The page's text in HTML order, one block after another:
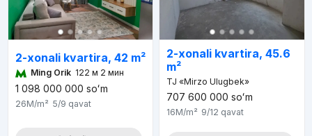
2-xonali kvartira, 42 m²
Ming Orik 122 м 2 мин
1 098 000 000 soʻm
26M/m² 5/9 qavat
2-xonali kvartira, 45.6
m²
TJ «Mirzo Ulugbek»
707 600 000 soʻm
16M/m² 9/12 qavat